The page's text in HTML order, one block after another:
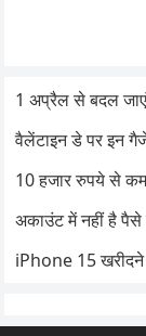
1 अप्रैल से बदल
वैलेंटाइन डे पर इन
10 हजार रुपये से
अकाउंट में नहीं है
iPhone 15 खरीदने